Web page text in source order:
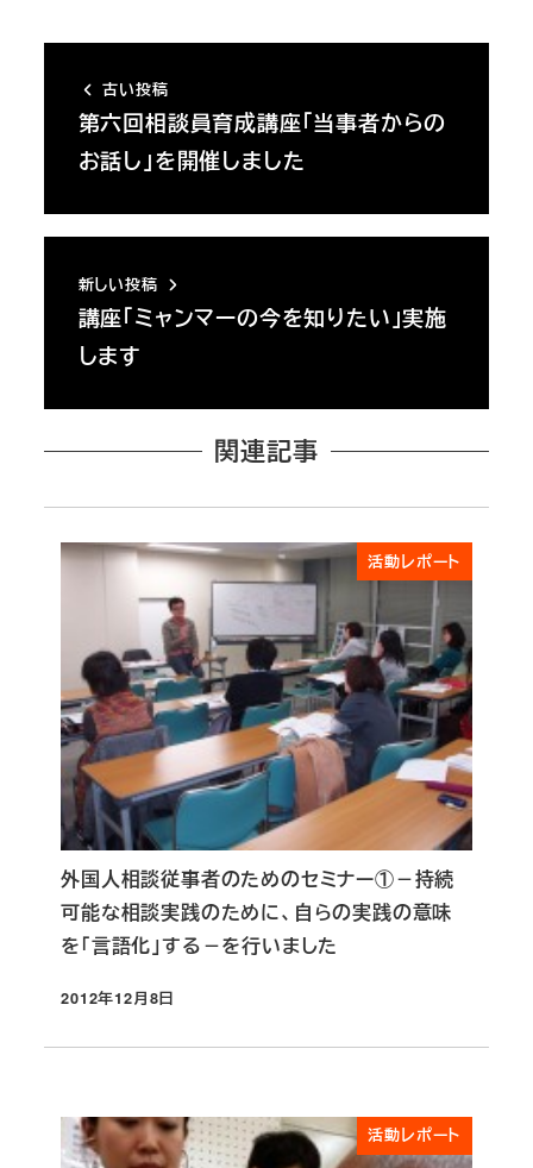
古い投稿
第六回相談員育成講座「当事者からの
お話し」を開催しました
新しい投稿
講座「ミャンマーの今を知りたい」実施
します
関連記事
活動レポート
外国人相談従事者のためのセミナー①－持続
可能な相談実践のために、自らの実践の意味
を｢言語化｣する－を行いました
投稿日
2012年12月8日
活動レポート